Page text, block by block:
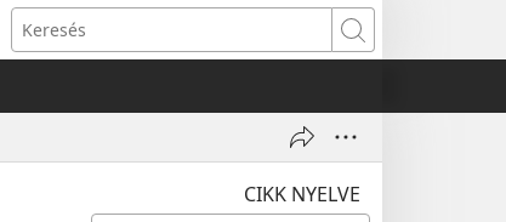
Keresés
CIKK NYELVE